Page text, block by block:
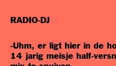
RADIO-DJ
-Uhm, er ligt hier in de
14 jarig meisje half-